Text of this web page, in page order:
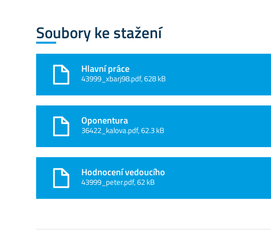
Soubory ke stažení
Hlavní práce
43999_xbarj98.pdf, 628 kB
Oponentura
36422_kalova.pdf, 62.3 kB
Hodnocení vedoucího
43999_peter.pdf, 62 kB